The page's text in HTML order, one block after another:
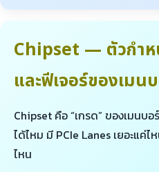
Chipset — ตัวกำห
และฟีเจอร์ของเมน
Chipset คือ “เกรด” ของเมนบ
ได้ไหม มี PCIe Lanes เยอะแค่
ไหน